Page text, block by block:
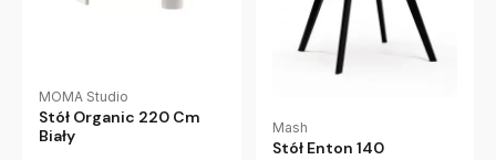
MOMA Studio
Stół Organic 220 Cm
Biały
Mash
Stół Enton 140